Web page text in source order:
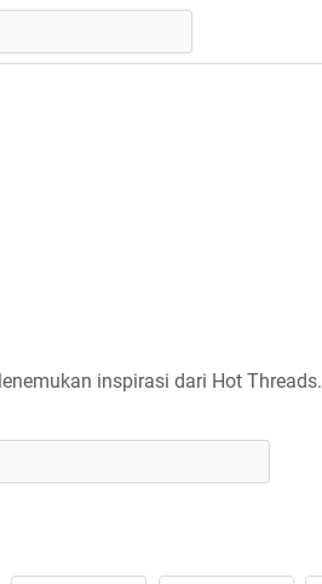
inspirasi dari Hot Threads.